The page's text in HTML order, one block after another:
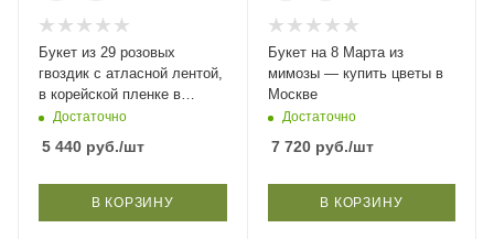
Букет из 29 розовых
гвоздик с атласной лентой,
в корейской пленке в
Москве
Достаточно
5 440 руб./шт
В КОРЗИНУ
Букет на 8 Марта из
мимозы — купить цветы в
Москве
Достаточно
7 720руб./шт
В КОРЗИНУ